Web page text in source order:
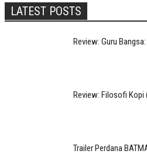
LATEST POSTS
Review: Guru
Review: Filosofi Kopi
Trailer Perdana